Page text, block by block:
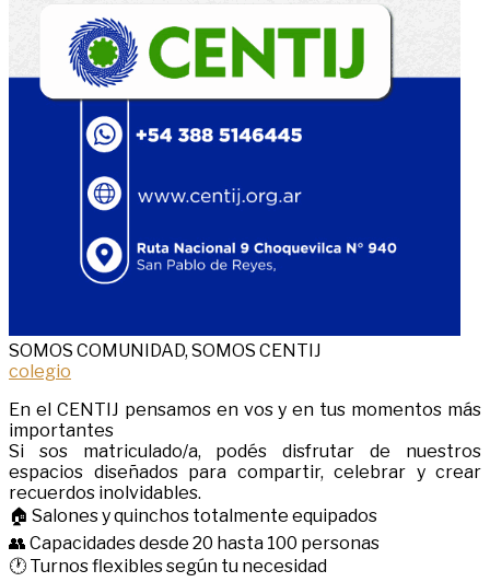
SOMOS COMUNIDAD, SOMOS CENTIJ
colegio
En el CENTIJ pensamos en vos y en tus momentos más
importantes
Si sos matriculado/a, podés disfrutar de nuestros
espacios diseñados para compartir, celebrar y crear
recuerdos inolvidables.
🏠 Salones y quinchos totalmente equipados
👥 Capacidades desde 20 hasta 100 personas
🕐 Turnos flexibles según tu necesidad